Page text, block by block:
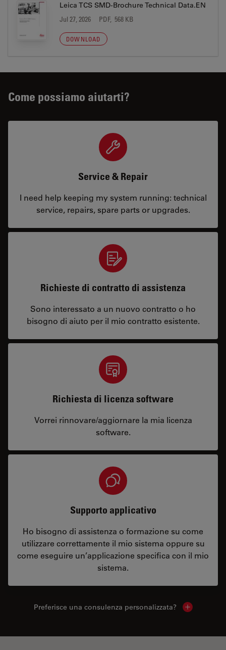
Leica TCS SMD-Brochure Technical Data.EN
Jul 27, 2026 PDF, 568 KB
DOWNLOAD
Come possiamo aiutarti?
Service & Repair
I need help keeping my system running: technical
service, repairs, spare parts or upgrades.
Richieste di contratto di assistenza
Sono interessato a un nuovo contratto o ho
bisogno di aiuto per il mio contratto esistente.
Richiesta di licenza software
Vorrei rinnovare/aggiornare la mia licenza
software.
Supporto applicativo
Ho bisogno di assistenza o formazione su come
utilizzare correttamente il mio sistema oppure su
come eseguire un’applicazione specifica con il mio
sistema.
Preferisce una consulenza personalizzata? Show local